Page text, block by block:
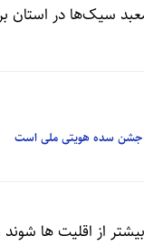
سیک‌ها در استان
جشن سده هویتی ملی است
از اقلیت ها شوند